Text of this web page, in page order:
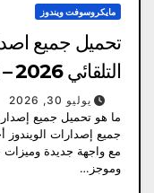
مايكروسوفت ويندوز
تحميل جميع
التلقائي All Windows Versions – 2026
يوليو 30, 2026
ما هو تحميل جميع
وموجز…